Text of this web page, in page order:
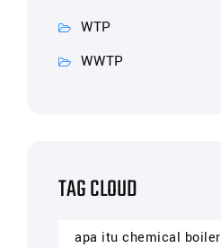
WTP
WWTP
TAG CLOUD
apa itu chemical boiler